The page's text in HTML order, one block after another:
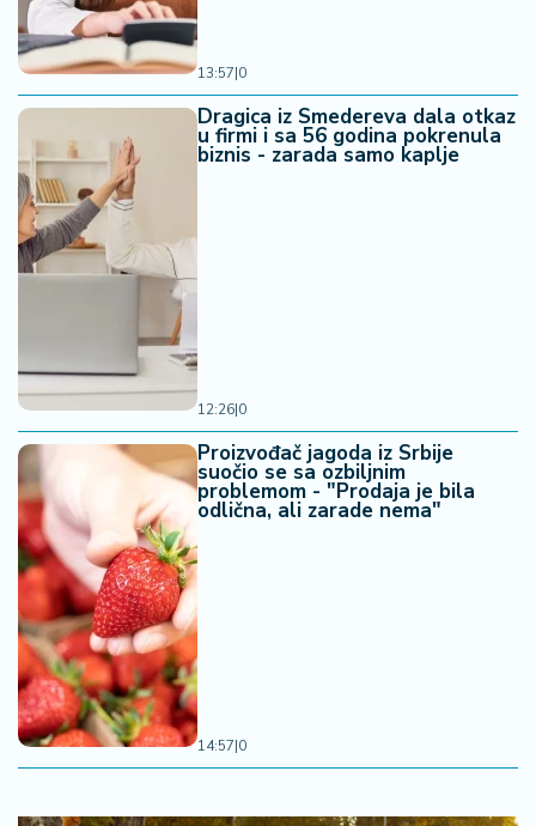
13:57|0
Dragica iz Smedereva dala otkaz
u firmi i sa 56 godina pokrenula
biznis - zarada samo kaplje
12:26|0
Proizvođač jagoda iz Srbije
suočio se sa ozbiljnim
problemom - "Prodaja je bila
odlična, ali zarade nema"
14:57|0